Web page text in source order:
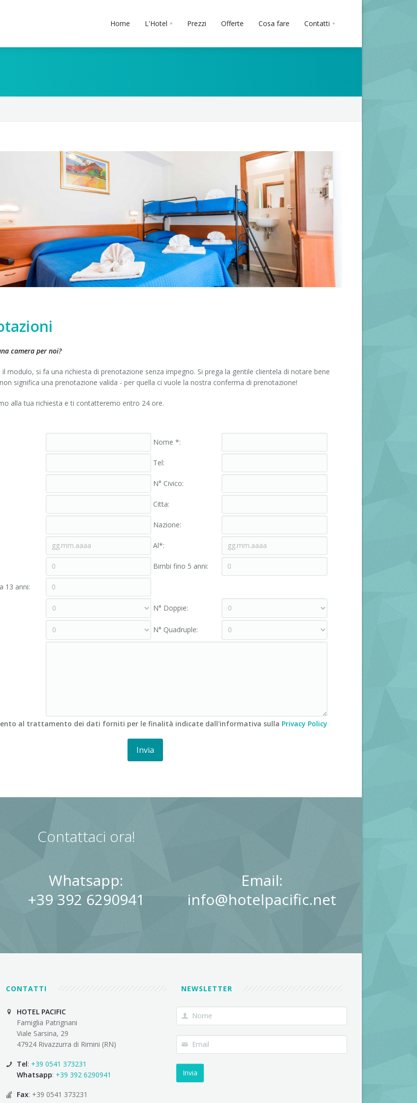
Home L'Hotel Prezzi Offerte Cosa fare Contatti
camera per noi?
il modulo, si fa una richiesta di prenotazione senza impegno. Si prega la gentile clientela di notare bene
significa una prenotazione valida - per quella ci vuole la nostra conferma di prenotazione!
alla tua richiesta e ti contatteremo entro 24 ore.
Nome *:
Tel:
N° Civico:
Cittа:
Nazione:
Al*:
Bimbi fino 5 anni:
13 anni:
N° Doppie:
N° Quadruple:
al trattamento dei dati forniti per le finalità indicate dall'informativa sulla Privacy Policy
Contattaci ora!
Whatsapp:
+39 392 6290941
Email:
info@hotelpacific.net
CONTATTI
HOTEL PACIFIC
Famiglia Patrignani
Viale Sarsina, 29
47924 Rivazzurra di Rimini (RN)
Tel: +39 0541 373231
Whatsapp: +39 392 6290941
Fax: +39 0541 373231
NEWSLETTER